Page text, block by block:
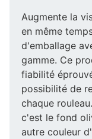
Augmente la
en même
d'emballage
gamme. Ce
fiabilité
possibilité de
chaque
c'est le fond
autre couleur